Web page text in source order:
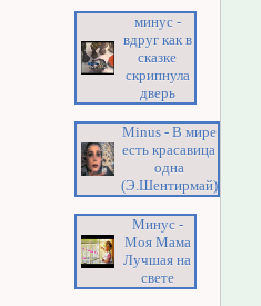
минус -
вдруг как в
сказке
скрипнула
дверь
Minus - В мире
есть красавица
одна
(Э.Шентирмай)
Минус -
Моя Мама
Лучшая на
свете